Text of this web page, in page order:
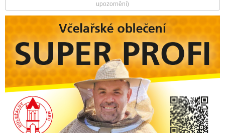
upozornění)